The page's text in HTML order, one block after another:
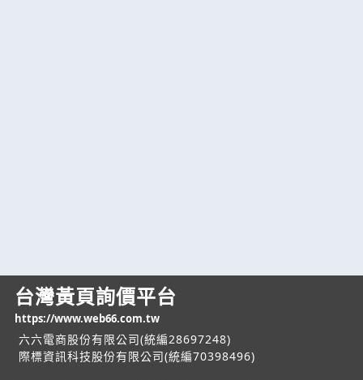
台灣黃頁詢價平台
https://www.web66.com.tw
六六電商股份有限公司(統編28697248)
際標資訊科技股份有限公司(統編70398496)